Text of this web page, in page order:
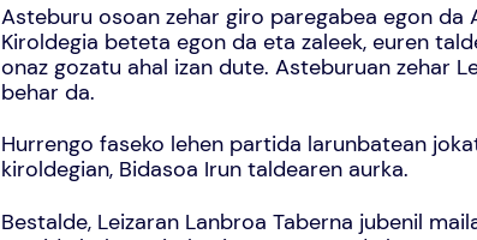
Asteburu osoan zehar giro paregabea egon da
Kiroldegia beteta egon da eta zaleek, euren
onaz gozatu ahal izan dute. Asteburuan zehar
behar da.
Hurrengo faseko lehen partida larunbatean
kiroldegian, Bidasoa Irun taldearen aurka.
Bestalde, Leizaran Lanbroa Taberna jubenil